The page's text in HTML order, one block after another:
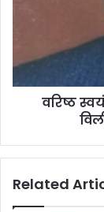
वरिष्ठ
Related